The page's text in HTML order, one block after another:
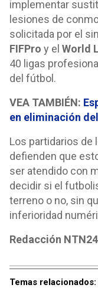
implementar
lesiones de
solicitada por el
FIFPro y el World
40 ligas
del fútbol.
VEA TAMBIÉN:
en eliminación
Los partidarios de
defienden que
ser atendido con
decidir si el
terreno o no, sin
inferioridad
Redacción NTN24
Temas relacionados: